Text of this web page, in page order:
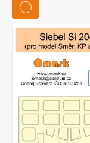
**Zestaw farb
kolory niezbędne
do dalszego
akcesoriów
modelarskich pasji.